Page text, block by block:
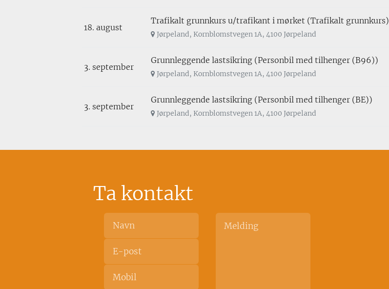
18. august
Trafikalt grunnkurs u/trafikant i mørket (Trafikalt grunnkurs)
Jørpeland, Kornblomstvegen 1A, 4100 Jørpeland
3. september
Grunnleggende lastsikring (Personbil med tilhenger (B96))
Jørpeland, Kornblomstvegen 1A, 4100 Jørpeland
3. september
Grunnleggende lastsikring (Personbil med tilhenger (BE))
Jørpeland, Kornblomstvegen 1A, 4100 Jørpeland
Ta kontakt